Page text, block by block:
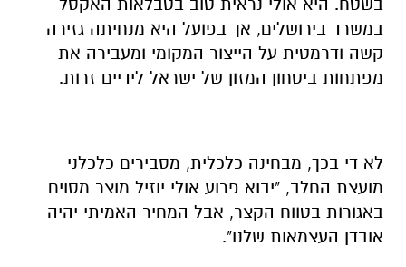
במשרד בירושלים, אך בפועל היא מנחיתה גזירה
קשה ודרמטית על הייצור המקומי ומעבירה את
מפתחות ביטחון המזון של ישראל לידיים זרות.
לא די בכך, מבחינה כלכלית, מסבירים כלכלני
מועצת החלב, "יבוא פרוע אולי יוזיל מוצר מסוים
באגורות בטווח הקצר, אבל המחיר האמיתי יהיה
אובדן העצמאות שלנו".